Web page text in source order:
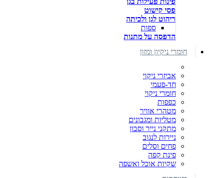
פסי קישוט
ריהוט לגן ולכיתה
ספות
הדפסה על מתנות
חומרי ניקיון ומזון
אביזרי ניקוי
חד-פעמי
חומרי ניקוי
כפפות
מטהרי אוויר
מטליות ומגבונים
מתקני נייר וסבון
ניירות לנגוב
פחים וסלים
פינת קפה
שקיות אוכל ואשפה